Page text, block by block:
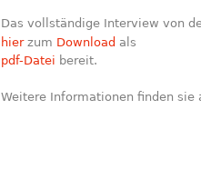
Das vollständige Interview von
hierzum Download als
pdf-Datei bereit.
Weitere Informationen finden sie